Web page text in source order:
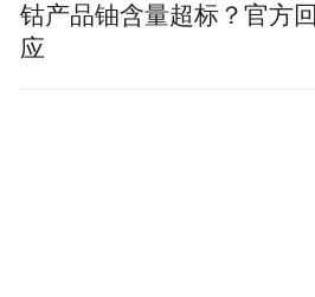
钴产品铀含量超标？官方回
应